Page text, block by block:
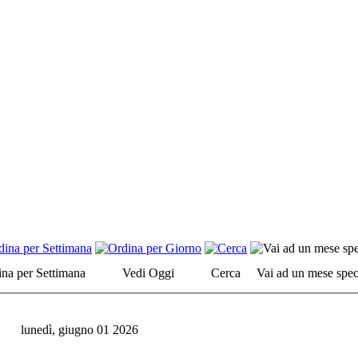
per Settimana Vedi Oggi Cerca Vai ad un mese
lunedì, giugno 01 2026